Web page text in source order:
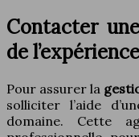
Contacter
de
Pour assurer la
solliciter l’aide
domaine. Cette